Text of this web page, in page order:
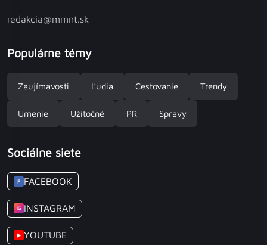
redakcia@mmnt.sk
Populárne témy
Zaujímavosti Ľudia Cestovanie Trendy
Umenie Užitočné PR Spravy
Sociálne siete
F FACEBOOK
IG INSTAGRAM
▶ YOUTUBE